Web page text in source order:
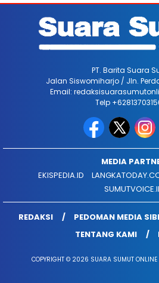
PT. Barita Suara
Jalan Siswomiharjo / Jln.
Email:
Telp
MEDIA
EKISPEDIA.ID
REDAKSI PEDOMAN MEDIA
TENTANG KAMI
COPYRIGHT © 2026 SUARA SUMUT ONLINE